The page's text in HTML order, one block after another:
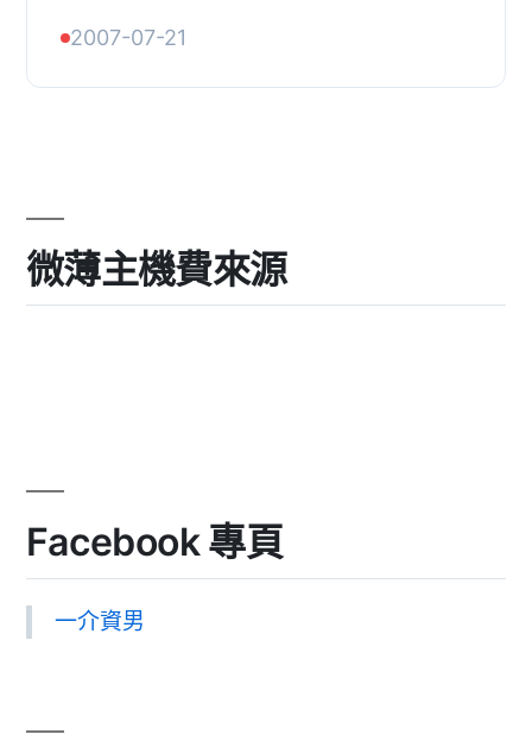
WordPress 鏈接系統中。
2007-07-21
微薄主機費來源
Facebook 專頁
一介資男